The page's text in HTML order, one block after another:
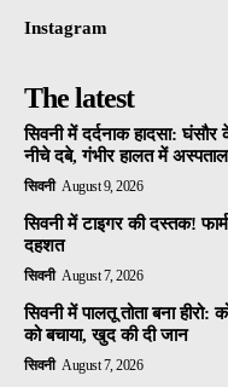
Instagram
The latest
सिवनी में दर्दनाक हादसा:
नीचे दबे, गंभीर हालत में अस्पताल
सिवनी August 9, 2026
सिवनी में टाइगर की दस्तक!
दहशत
सिवनी August 7, 2026
सिवनी में पालतू तोता बना
को बचाया, खुद की दी जान
सिवनी August 7, 2026